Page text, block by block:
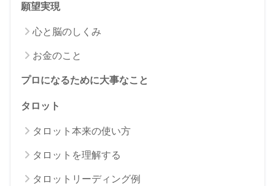
願望実現
心と脳のしくみ
お金のこと
プロになるために大事なこと
タロット
タロット本来の使い方
タロットを理解する
タロットリーディング例